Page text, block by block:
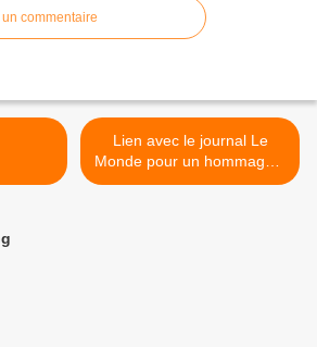
commentaire
Lien avec le journal Le
Monde pour un hommage à
Umberto Eco >